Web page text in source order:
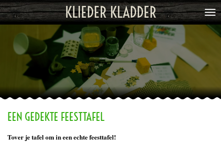
Ga
direct
hoofdinhoud
KLIEDER KLADDER
EEN GEDEKTE FEESTTAFEL
Tover je tafel om in een echte feesttafel!